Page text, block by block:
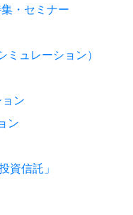
・セミナー
ュレーション）
ン
ン
資信託」